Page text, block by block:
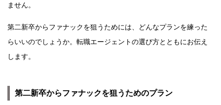
ません。
第二新卒からファナックを狙うためには、どんなプランを練った
らいいのでしょうか。転職エージェントの選び方とともにお伝え
します。
第二新卒からファナックを狙うためのプラン